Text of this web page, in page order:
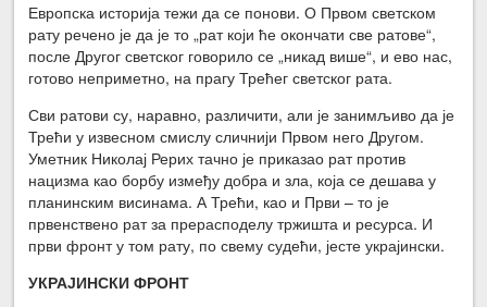
Европска историја тежи да се понови. О Првом светском
рату речено је да је то „рат који ће окончати све ратове“,
после Другог светског говорило се „никад више“, и ево нас,
готово неприметно, на прагу Трећег светског рата.
Сви ратови су, наравно, различити, али је занимљиво да је
Трећи у извесном смислу сличнији Првом него Другом.
Уметник Николај Рерих тачно је приказао рат против
нацизма као борбу између добра и зла, која се дешава у
планинским висинама. А Трећи, као и Први – то је
првенствено рат за прерасподелу тржишта и ресурса. И
први фронт у том рату, по свему судећи, јесте украјински.
УКРАЈИНСКИ ФРОНТ